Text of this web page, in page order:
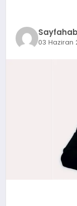
EKONOMI03 Haziran